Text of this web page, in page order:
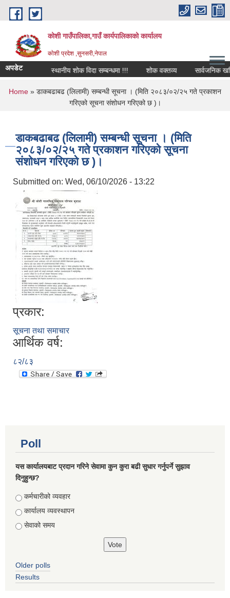
Skip to main content
कोशी गाउँपालिका,गाउँ कार्यपालिकाको कार्यालय
काेशी प्रदेश ,सुनसरी,नेपाल
अपडेट
!!! स्थानीय शोक विदा सम्बन्धमा !!! शोक वक्तव्य सार्वजनिक
You are here
Home » डाकबढाबढ (लिलामी) सम्बन्धी सूचना । (मिति २०८३/०२/२५ गते प्रकाशन
गरिएको सूचना संशोधन गरिएको छ )।
डाकबढाबढ (लिलामी) सम्बन्धी सूचना । (मिति
२०८३/०२/२५ गते प्रकाशन गरिएको सूचना
संशोधन गरिएको छ )।
Submitted on: Wed, 06/10/2026 - 13:22
प्रकार:
सूचना तथा समाचार
आर्थिक वर्ष:
८२/८३
Poll
यस कार्यालयबाट प्रदान गरिने सेवामा कुन कुरा बढी सुधार गर्नुपर्ने सुझाव
दिनुहुन्छ?
Choices
कर्मचारीको व्यवहार
कार्यालय व्यवस्थापन
सेवाको समय
Older polls
Results